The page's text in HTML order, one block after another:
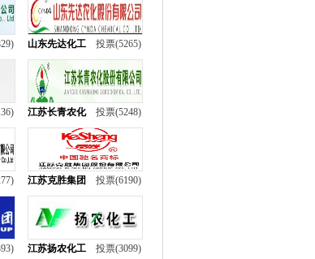
山东先达化工 投票(5265)
江苏长青农化 投票(5248)
江苏克胜集团 投票(6190)
江苏扬农化工 投票(3099)